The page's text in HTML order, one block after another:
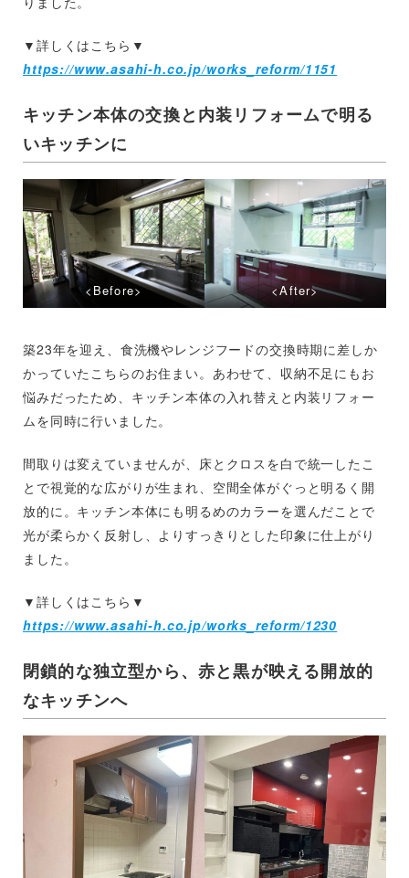
▼詳しくはこちら▼
https://www.asahi-h.co.jp/works_reform/1151
キッチン本体の交換と内装リフォームで明る
いキッチンに
<Before> <After>
築23年を迎え、食洗機やレンジフードの交換時期に差しか
かっていたこちらのお住まい。あわせて、収納不足にもお
悩みだったため、キッチン本体の入れ替えと内装リフォー
ムを同時に行いました。
間取りは変えていませんが、床とクロスを白で統一したこ
とで視覚的な広がりが生まれ、空間全体がぐっと明るく開
放的に。キッチン本体にも明るめのカラーを選んだことで
光が柔らかく反射し、よりすっきりとした印象に仕上がり
ました。
▼詳しくはこちら▼
https://www.asahi-h.co.jp/works_reform/1230
閉鎖的な独立型から、赤と黒が映える開放的
なキッチンへ